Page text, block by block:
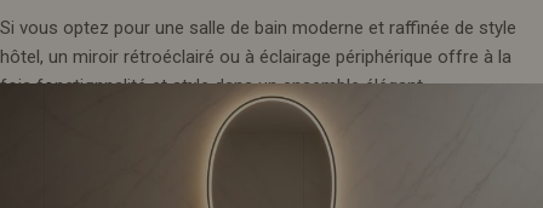
Si vous optez pour une salle de bain moderne et raffinée de style
hôtel, un miroir rétroéclairé ou à éclairage périphérique offre à la
fois fonctionnalité et style dans un ensemble élégant.
7. Finitions noires et mates : une
élégance intemporelle